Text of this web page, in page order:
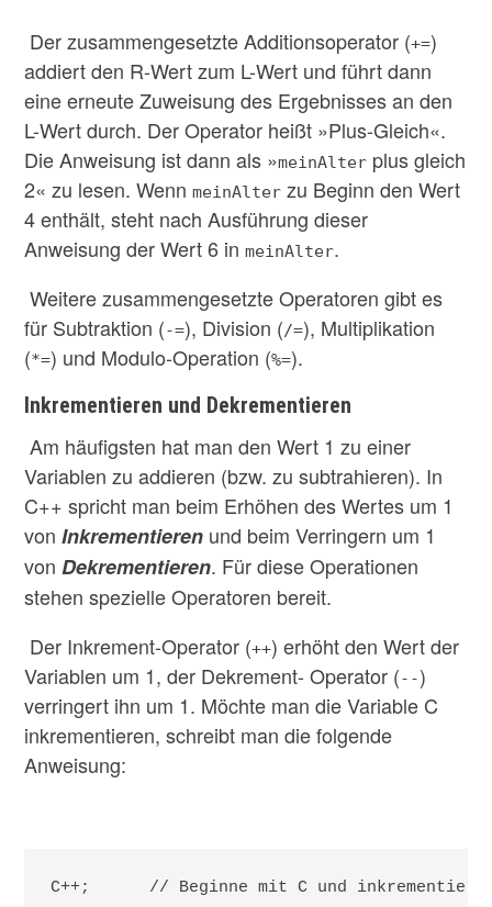
Der zusammengesetzte Additionsoperator (+=)
addiert den R-Wert zum L-Wert und führt dann
eine erneute Zuweisung des Ergebnisses an den
L-Wert durch. Der Operator heißt »Plus-Gleich«.
Die Anweisung ist dann als »meinAlter plus gleich
2« zu lesen. WennmeinAlter zu Beginn den Wert
4 enthält, steht nach Ausführung dieser
Anweisung der Wert 6 inmeinAlter.
Weitere zusammengesetzte Operatoren gibt es
für Subtraktion (-=), Division (/=), Multiplikation
(*=) und Modulo-Operation (%=).
Inkrementieren und Dekrementieren
Am häufigsten hat man den Wert 1 zu einer
Variablen zu addieren (bzw. zu subtrahieren). In
C++ spricht man beim Erhöhen des Wertes um 1
vonInkrementieren und beim Verringern um 1
von Dekrementieren. Für diese Operationen
stehen spezielle Operatoren bereit.
Der Inkrement-Operator (++) erhöht den Wert der
Variablen um 1, der Dekrement- Operator (--)
verringert ihn um 1. Möchte man die Variable C
inkrementieren, schreibt man die folgende
Anweisung:
C++;      // Beginne mit C und inkrementiere